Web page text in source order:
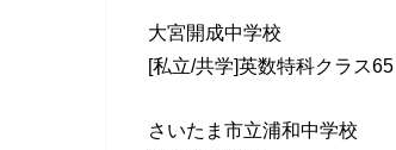
大宮開成中学校
[私立/共学]英数特科クラス65
さいたま市立浦和中学校